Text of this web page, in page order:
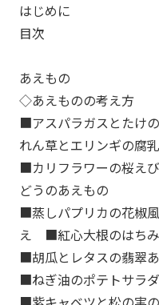
はじめに
目次
あえもの
◇あえもの
■アスパラガスとたけ
れん草とエリンギの腐
■カリフラワーの桜え
どうのあえもの
■蒸しパプリカの花椒
え ■紅心大根のはち
■胡瓜とレタスの翡翠
■ねぎ油のポテトサ